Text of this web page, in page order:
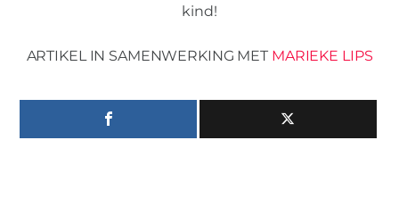
kind!
ARTIKEL IN SAMENWERKING MET MARIEKE LIPS